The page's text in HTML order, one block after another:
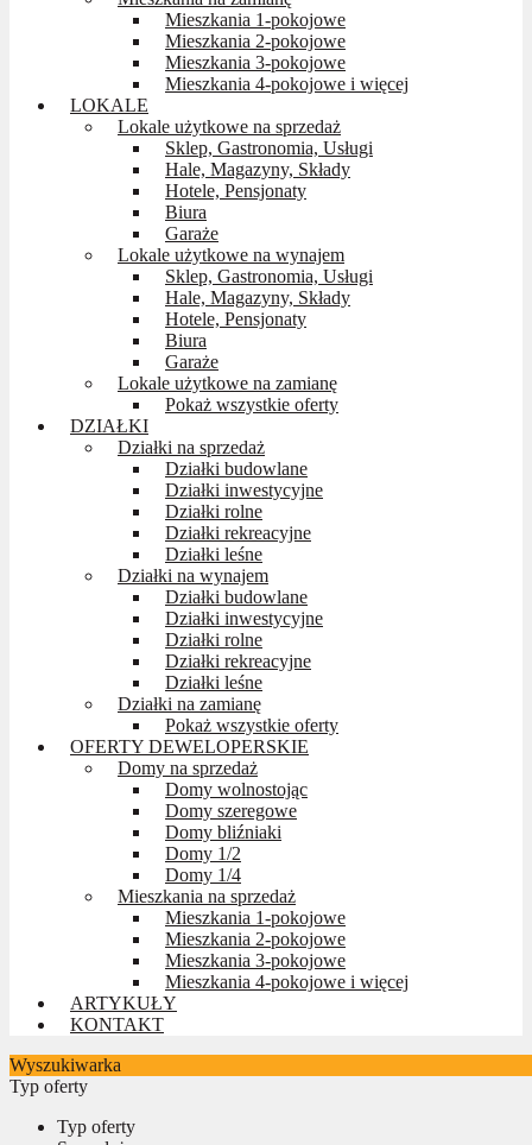
Mieszkania 1-pokojowe
Mieszkania 2-pokojowe
Mieszkania 3-pokojowe
Mieszkania 4-pokojowe i więcej
LOKALE
Lokale użytkowe na sprzedaż
Sklep, Gastronomia, Usługi
Hale, Magazyny, Składy
Hotele, Pensjonaty
Biura
Garaże
Lokale użytkowe na wynajem
Sklep, Gastronomia, Usługi
Hale, Magazyny, Składy
Hotele, Pensjonaty
Biura
Garaże
Lokale użytkowe na zamianę
Pokaż wszystkie oferty
DZIAŁKI
Działki na sprzedaż
Działki budowlane
Działki inwestycyjne
Działki rolne
Działki rekreacyjne
Działki leśne
Działki na wynajem
Działki budowlane
Działki inwestycyjne
Działki rolne
Działki rekreacyjne
Działki leśne
Działki na zamianę
Pokaż wszystkie oferty
OFERTY DEWELOPERSKIE
Domy na sprzedaż
Domy wolnostojąc
Domy szeregowe
Domy bliźniaki
Domy 1/2
Domy 1/4
Mieszkania na sprzedaż
Mieszkania 1-pokojowe
Mieszkania 2-pokojowe
Mieszkania 3-pokojowe
Mieszkania 4-pokojowe i więcej
ARTYKUŁY
KONTAKT
Wyszukiwarka
Typ oferty
Typ oferty